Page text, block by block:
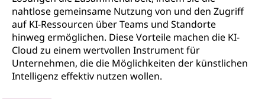
nahtlose gemeinsame Nutzung von und den Zugriff
auf KI-Ressourcen über Teams und Standorte
hinweg ermöglichen. Diese Vorteile machen die KI-
Cloud zu einem wertvollen Instrument für
Unternehmen, die die Möglichkeiten der künstlichen
Intelligenz effektiv nutzen wollen.